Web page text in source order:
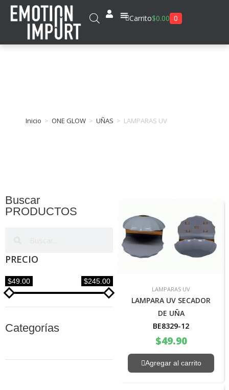
Carrito$0.00 0
Inicio > ONE GLOW > UÑAS > LAMPARAS UV
Buscar
PRODUCTOS
PRECIO
$49.00 $245.00
Categorías
LAMPARAS UV
LAMPARA UV SECADOR
DE UÑA
BE8329-12
$49.90
Agregar al carrito